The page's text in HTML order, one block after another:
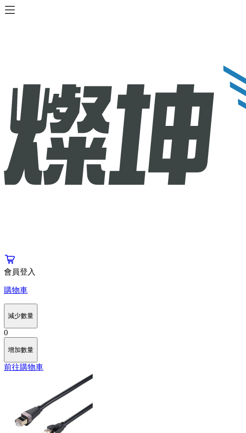
會員登入
購物車
減少數量
0
增加數量
前往購物車